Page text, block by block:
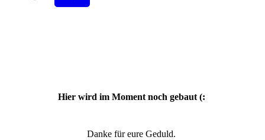
Hier wird im Moment noch gebaut (:
Danke für eure Geduld.